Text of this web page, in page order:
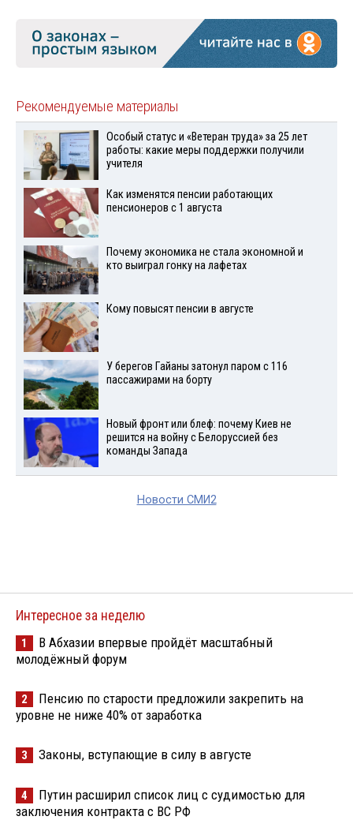
Рекомендуемые материалы
Особый статус и «Ветеран труда» за 25 лет
работы: какие меры поддержки получили
учителя
Как изменятся пенсии работающих
пенсионеров с 1 августа
Почему экономика не стала экономной и
кто выиграл гонку на лафетах
Кому повысят пенсии в августе
У берегов Гайаны затонул паром с 116
пассажирами на борту
Новый фронт или блеф: почему Киев не
решится на войну с Белоруссией без
команды Запада
Новости СМИ2
Интересное за неделю
1
В Абхазии впервые пройдёт масштабный
молодёжный форум
2
Пенсию по старости предложили закрепить на
уровне не ниже 40% от заработка
3 Законы, вступающие в силу в августе
4
Путин расширил список лиц с судимостью для
заключения контракта с ВС РФ